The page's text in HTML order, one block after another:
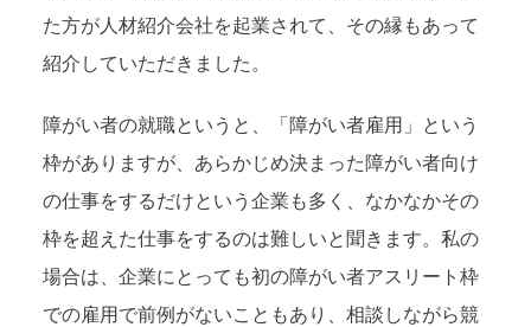
た方が人材紹介会社を起業されて、その縁もあって
紹介していただきました。
障がい者の就職というと、「障がい者雇用」という
枠がありますが、あらかじめ決まった障がい者向け
の仕事をするだけという企業も多く、なかなかその
枠を超えた仕事をするのは難しいと聞きます。私の
場合は、企業にとっても初の障がい者アスリート枠
での雇用で前例がないこともあり、相談しながら競